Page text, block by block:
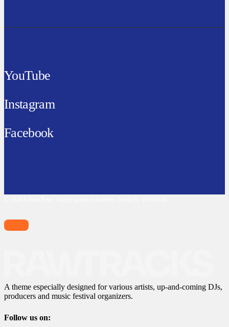
YouTube
Instagram
Facebook
A theme especially designed for various artists, up-and-coming DJs,
producers and music festival organizers.
Follow us on: